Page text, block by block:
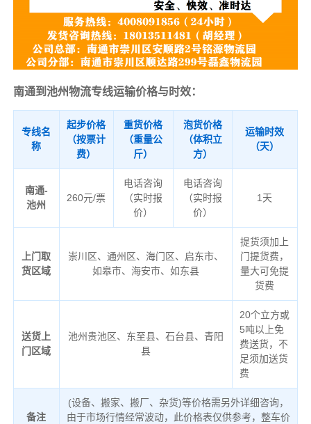
南通到池州物流专线运输价格与时效：
专线名
称
起步价格
（按票计
费）
重货价格
（重量公
斤）
泡货价格
（体积立
方）
运输时效
（天）
南通-
池州
260元/票
电话咨询
（实时报
价）
电话咨询
（实时报
价）
1天
上门取
货区域
崇川区、通州区、海门区、启东市、
如皋市、海安市、如东县
提货须加上
门提货费，
量大可免提
货费
送货上
门区域
池州贵池区、东至县、石台县、青阳
县
20个立方或
5吨以上免
费送货，不
足须加送货
费
备注
(设备、搬家、搬厂、杂货)等价格需另外详细咨询，
由于市场行情经常波动，此价格表仅供参考，整车价